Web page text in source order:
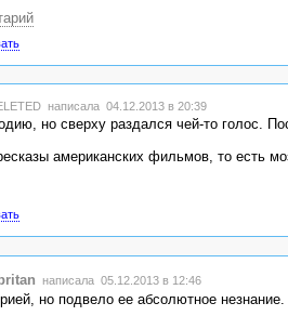
написала 04.12.2013 в 20:39
но сверху раздался чей-то голос.
американских фильмов, то есть
написала 05.12.2013 в 12:46
но подвело ее абсолютное